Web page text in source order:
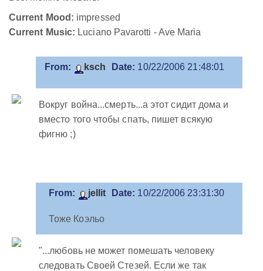
Current Mood: impressed
Current Music: Luciano Pavarotti - Ave Maria
From: ksch Date: 10/22/2006 21:48:01
Вокруг война...смерть...а этот сидит дома и
вместо того чтобы спать, пишет всякую
фигню ;)
From: jellit Date: 10/22/2006 23:31:30
Тоже Коэльо
"...любовь не может помешать человеку
следовать Своей Стезей. Если же так